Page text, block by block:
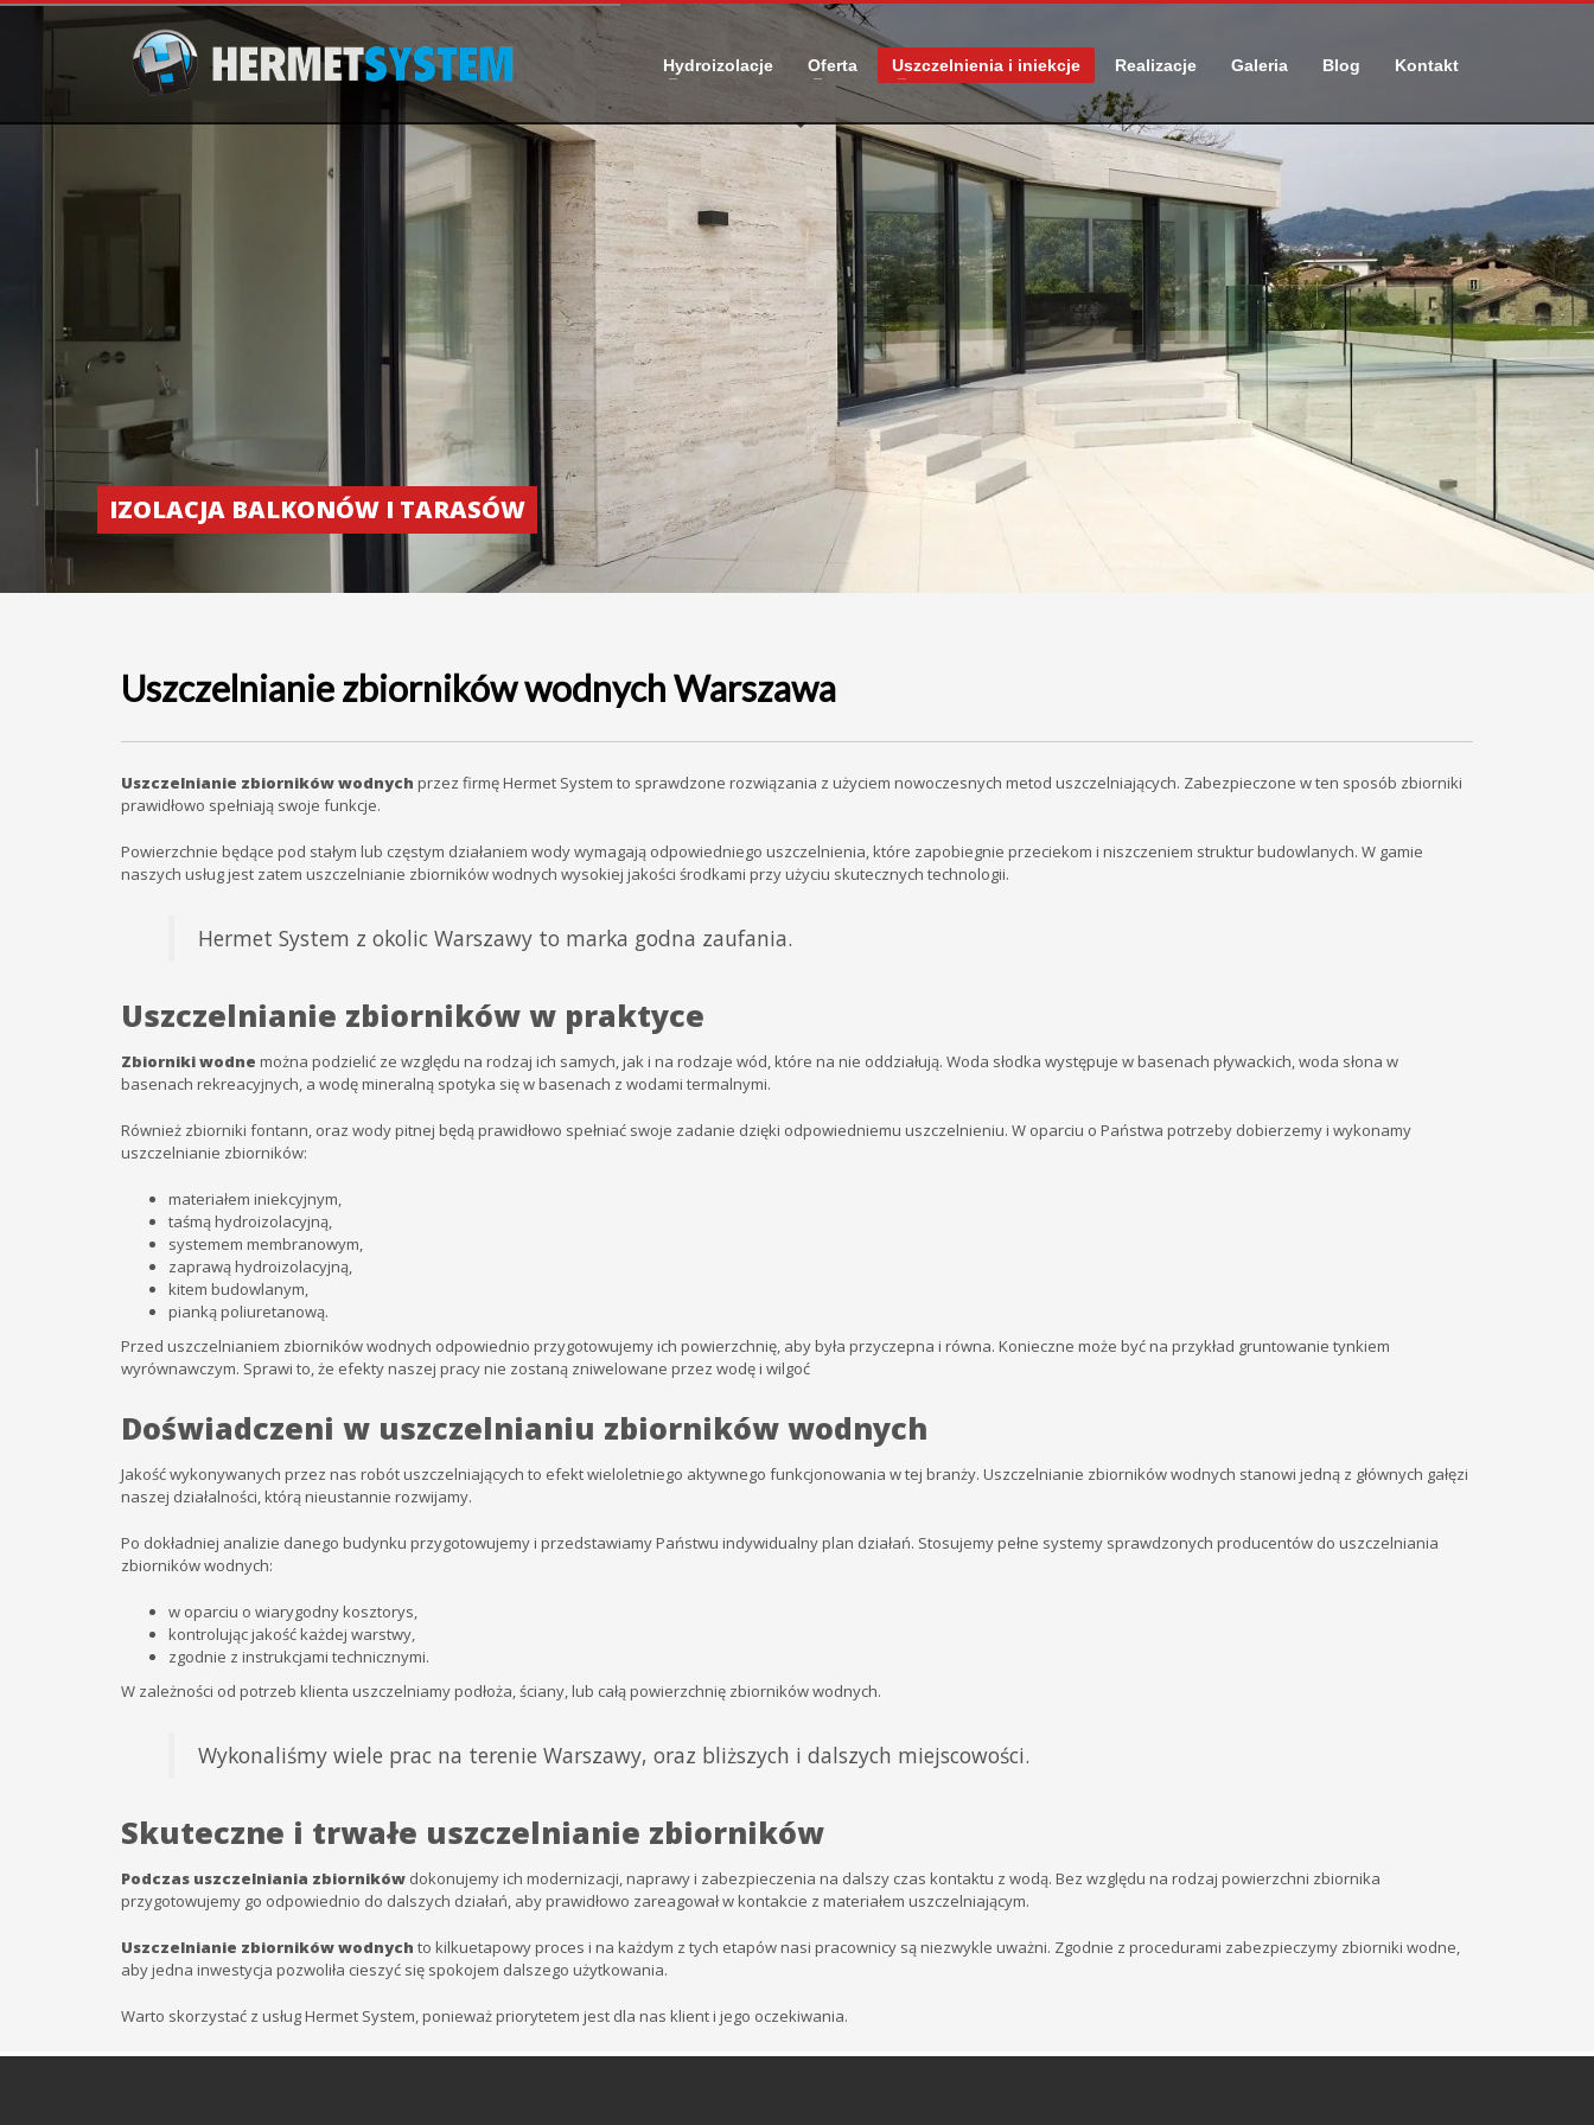
Hydroizolacje Oferta Uszczelnienia i iniekcje Realizacje Galeria Blog Kontakt
IZOLACJA BALKONÓW I TARASÓW
Uszczelnianie zbiorników wodnych Warszawa
Uszczelnianie zbiorników wodnych przez firmę Hermet System to sprawdzone rozwiązania z użyciem nowoczesnych metod uszczelniających. Zabezpieczone w ten sposób zbiorniki
prawidłowo spełniają swoje funkcje.
Powierzchnie będące pod stałym lub częstym działaniem wody wymagają odpowiedniego uszczelnienia, które zapobiegnie przeciekom i niszczeniem struktur budowlanych. W gamie
naszych usług jest zatem uszczelnianie zbiorników wodnych wysokiej jakości środkami przy użyciu skutecznych technologii.
Hermet System z okolic Warszawy to marka godna zaufania.
Uszczelnianie zbiorników w praktyce
Zbiorniki wodne można podzielić ze względu na rodzaj ich samych, jak i na rodzaje wód, które na nie oddziałują. Woda słodka występuje w basenach pływackich, woda słona w
basenach rekreacyjnych, a wodę mineralną spotyka się w basenach z wodami termalnymi.
Również zbiorniki fontann, oraz wody pitnej będą prawidłowo spełniać swoje zadanie dzięki odpowiedniemu uszczelnieniu. W oparciu o Państwa potrzeby dobierzemy i wykonamy
uszczelnianie zbiorników:
materiałem iniekcyjnym,
taśmą hydroizolacyjną,
systemem membranowym,
zaprawą hydroizolacyjną,
kitem budowlanym,
pianką poliuretanową.
Przed uszczelnianiem zbiorników wodnych odpowiednio przygotowujemy ich powierzchnię, aby była przyczepna i równa. Konieczne może być na przykład gruntowanie tynkiem
wyrównawczym. Sprawi to, że efekty naszej pracy nie zostaną zniwelowane przez wodę i wilgoć
Doświadczeni w uszczelnianiu zbiorników wodnych
Jakość wykonywanych przez nas robót uszczelniających to efekt wieloletniego aktywnego funkcjonowania w tej branży. Uszczelnianie zbiorników wodnych stanowi jedną z głównych gałęzi
naszej działalności, którą nieustannie rozwijamy.
Po dokładniej analizie danego budynku przygotowujemy i przedstawiamy Państwu indywidualny plan działań. Stosujemy pełne systemy sprawdzonych producentów do uszczelniania
zbiorników wodnych:
w oparciu o wiarygodny kosztorys,
kontrolując jakość każdej warstwy,
zgodnie z instrukcjami technicznymi.
W zależności od potrzeb klienta uszczelniamy podłoża, ściany, lub całą powierzchnię zbiorników wodnych.
Wykonaliśmy wiele prac na terenie Warszawy, oraz bliższych i dalszych miejscowości.
Skuteczne i trwałe uszczelnianie zbiorników
Podczas uszczelniania zbiorników dokonujemy ich modernizacji, naprawy i zabezpieczenia na dalszy czas kontaktu z wodą. Bez względu na rodzaj powierzchni zbiornika
przygotowujemy go odpowiednio do dalszych działań, aby prawidłowo zareagował w kontakcie z materiałem uszczelniającym.
Uszczelnianie zbiorników wodnych to kilkuetapowy proces i na każdym z tych etapów nasi pracownicy są niezwykle uważni. Zgodnie z procedurami zabezpieczymy zbiorniki wodne,
aby jedna inwestycja pozwoliła cieszyć się spokojem dalszego użytkowania.
Warto skorzystać z usług Hermet System, ponieważ priorytetem jest dla nas klient i jego oczekiwania.